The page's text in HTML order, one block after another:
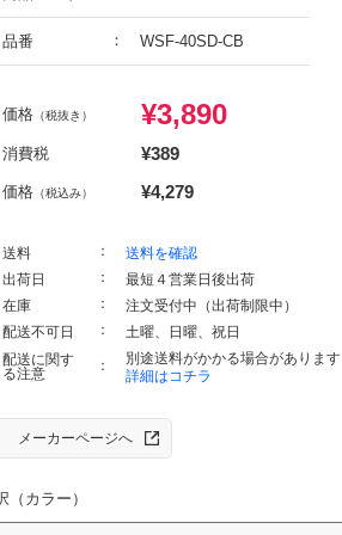
品番 WSF-40SD-CB
価格 （税抜き） ¥3,890
消費税 ¥389
価格 （税込み） ¥4,279
送料
送料を確認
出荷日
最短４営業日後出荷
在庫
注文受付中（出荷制限中）
配送不可日
土曜、日曜、祝日
配送に関す
る注意
別途送料がかかる場合があります
詳細はコチラ
メーカーページへ
（カラー）